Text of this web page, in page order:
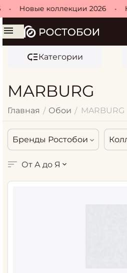
Новые коллекции 2026 •
Категории
MARBURG
Главная / Обои / MARBURG
Бренды Ростобои
От А до Я